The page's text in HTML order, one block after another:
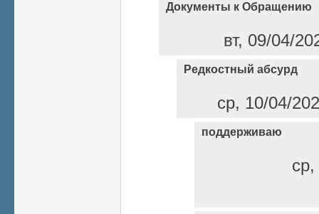
Документы к Обращению
вт, 09/04/
Редкостный абсурд
ср, 10/04/
поддерживаю